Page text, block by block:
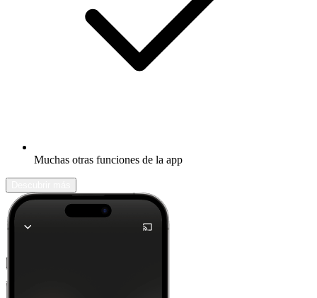
Muchas otras funciones de la app